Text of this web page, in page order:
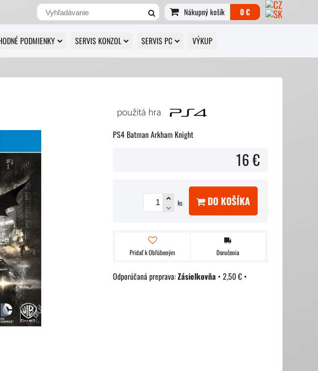
Nákupný košík 0 €
PODMIENKY SERVIS KONZOL SERVIS PC VÝKUP
PS4 Batman Arkham Knight
16 €
ks DO KOŠÍKA
Pridať k Obľúbeným Doručenia
Zásielkovňa • 2,50 € •